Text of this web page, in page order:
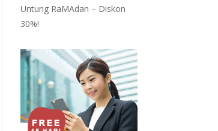
Untung RaMAdan – Diskon
30%!